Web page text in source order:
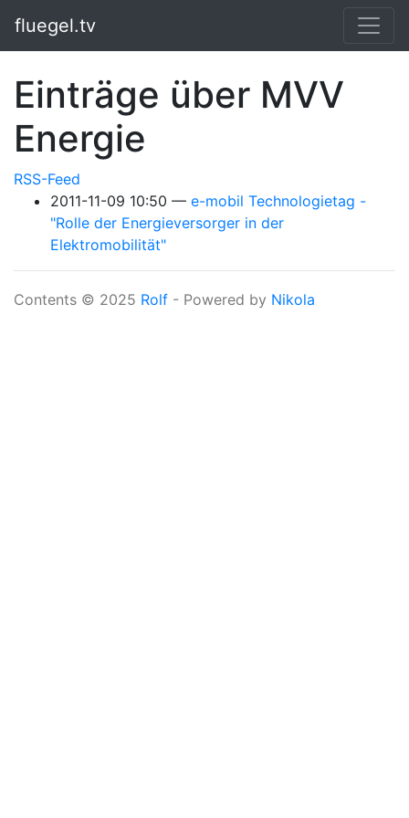
fluegel.tv
Einträge über MVV
Energie
RSS-Feed
2011-11-09 10:50
e-mobil Technologietag -
"Rolle der Energieversorger in der
Elektromobilität"
Contents © 2025 Rolf - Powered by Nikola